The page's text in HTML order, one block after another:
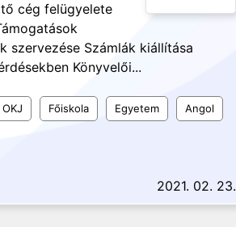
cég felügyelete
szervezése Számlák kiállítása
Könyvelői...
OKJ Főiskola Egyetem Angol
2021. 02. 23.